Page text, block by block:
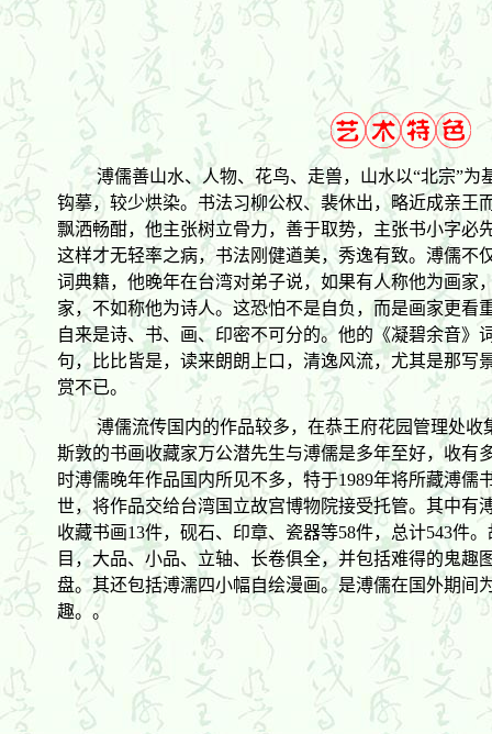
溥儒善山水、人物、花鸟、走兽，山水以“北宗”为
钩摹，较少烘染。书法习柳公权、裴休出，略近成亲王
飘洒畅酣，他主张树立骨力，善于取势，主张书小字必
这样才无轻率之病，书法刚健遒美，秀逸有致。溥儒不
词典籍，他晚年在台湾对弟子说，如果有人称他为画家
家，不如称他为诗人。这恐怕不是自负，而是画家更看
自来是诗、书、画、印密不可分的。他的《凝碧余音》
句，比比皆是，读来朗朗上口，清逸风流，尤其是那写
赏不已。
溥儒流传国内的作品较多，在恭王府花园管理处收
斯敦的书画收藏家万公潜先生与溥儒是多年至好，收有
时溥儒晚年作品国内所见不多，特于1989年将所藏溥儒
世，将作品交给台湾国立故宫博物院接受托管。其中有
收藏书画13件，砚石、印章、瓷器等58件，总计543件
目，大品、小品、立轴、长卷俱全，并包括难得的鬼趣
盘。其还包括溥濡四小幅自绘漫画。是溥儒在国外期间
趣。。